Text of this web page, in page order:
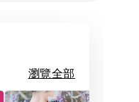
瀏覽全部